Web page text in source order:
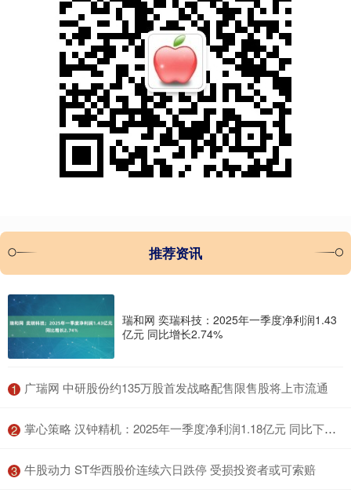
推荐资讯
瑞和网 奕瑞科技：2025年一季度净利润1.43
亿元 同比增长2.74%
1 ​广瑞网 中研股份约135万股首发战略配售限售股将上市流通
2 ​掌心策略 汉钟精机：2025年一季度净利润1.18亿元 同比下降19.58%
3 ​牛股动力 ST华西股价连续六日跌停 受损投资者或可索赔